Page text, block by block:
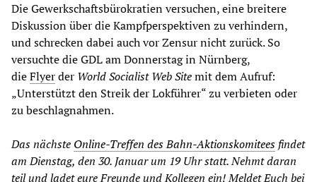
Die Gewerkschaftsbürokratien versuchen, eine breitere
Diskussion über die Kampfperspektiven zu verhindern,
und schrecken dabei auch vor Zensur nicht zurück. So
versuchte die GDL am Donnerstag in Nürnberg,
dieFlyerder World Socialist Web Sitemit dem Aufruf:
„Unterstützt den Streik der Lokführer“ zu verbieten oder
zu beschlagnahmen.
Das nächste Online-Treffen des Bahn-Aktionskomitees findet
am Dienstag, den 30. Januar um 19 Uhr statt. Nehmt daran
teil und ladet eure Freunde und Kollegen ein!Meldet Euch bei